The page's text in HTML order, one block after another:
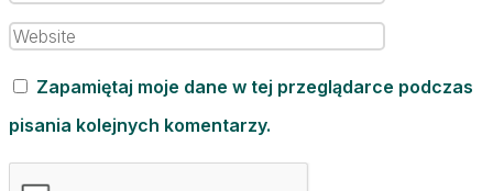
Zapamiętaj moje dane w tej przeglądarce podczas
pisania kolejnych komentarzy.